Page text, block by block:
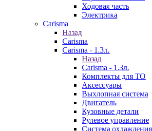
Ходовая часть
Электрика
Carisma
Назад
Carisma
Carisma - 1.3л.
Назад
Carisma - 1.3л.
Комплекты для ТО
Аксессуары
Выхлопная система
Двигатель
Кузовные детали
Рулевое управление
Система